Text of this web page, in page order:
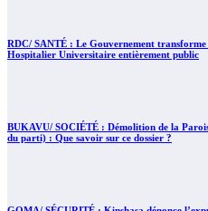
RDC/ SANTÉ : Le Gouvernement
Hospitalier Universitaire entièrement public
BUKAVU/ SOCIÉTÉ : Démolition de la
du parti) : Que savoir sur ce dossier ?